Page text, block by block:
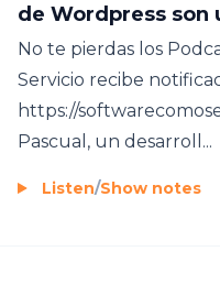
de Wordpress son
No te pierdas los
Servicio recibe
https://
Pascual, un desarroll...
Listen/Show notes